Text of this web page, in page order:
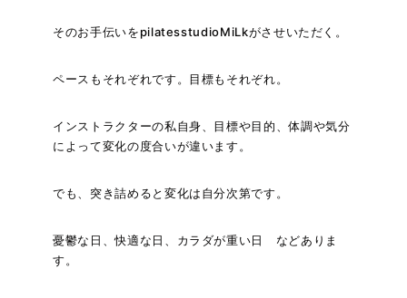
そのお手伝いをpilatesstudioMiLkがさせいただく。
ペースもそれぞれです。目標もそれぞれ。
インストラクターの私自身、目標や目的、体調や気分
によって変化の度合いが違います。
でも、突き詰めると変化は自分次第です。
憂鬱な日、快適な日、カラダが重い日 などありま
す。